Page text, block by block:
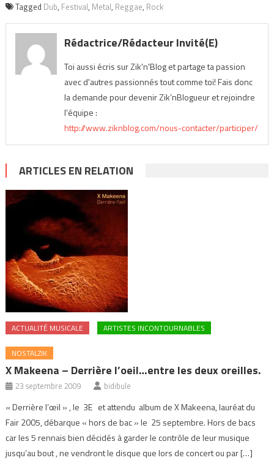
Tagged Dub, Festival, Metal, Reggae, Rock
Rédactrice/Rédacteur Invité(e)
Toi aussi écris sur Zik'n'Blog et partage ta passion
avec d'autres passionnés tout comme toi! Fais donc
la demande pour devenir Zik’nBlogueur et rejoindre
l'équipe :
http://www.ziknblog.com/nous-contacter/participer/
ARTICLES EN RELATION
ACTUALITÉ MUSICALE ARTISTES INCONTOURNABLES
NOSTALZIK
X Makeena – Derrière l’oeil…entre les deux oreilles.
23 septembre 2009 bidibule
« Derrière l’œil » , le 3E et attendu album de X Makeena, lauréat du
Fair 2005, débarque « hors de bac » le 25 septembre. Hors de bacs
car les 5 rennais bien décidés à garder le contrôle de leur musique
jusqu’au bout , ne vendront le disque que lors de concert ou par […]